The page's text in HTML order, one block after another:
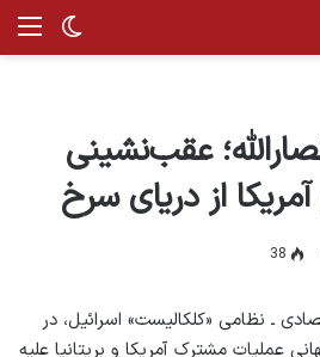
تغییر
عقب‌نشینی
از دریای سرخ
38
ـ نظامی «کلکالیست» اسرائیل، در
عملیات مشترک آمریکا و بریتانیا علیه